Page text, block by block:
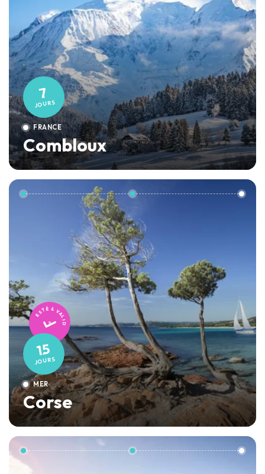
7
JOURS
FRANCE
Combloux
TESTÉ & VALIDÉ
15
JOURS
MER
Corse